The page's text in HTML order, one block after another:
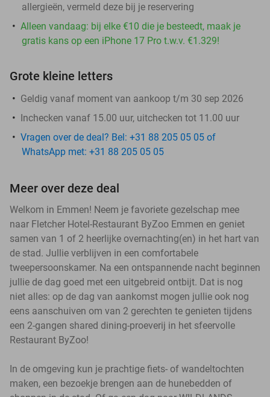
allergieën, vermeld deze bij je reservering
Alleen vandaag: bij elke €10 die je besteedt, maak je
gratis kans op een iPhone 17 Pro t.w.v. €1.329!
Grote kleine letters
Geldig vanaf moment van aankoop t/m 30 sep 2026
Inchecken vanaf 15.00 uur, uitchecken tot 11.00 uur
Vragen over de deal? Bel: +31 88 205 05 05 of
WhatsApp met: +31 88 205 05 05
Meer over deze deal
Welkom in Emmen! Neem je favoriete gezelschap mee
naar Fletcher Hotel-Restaurant ByZoo Emmen en geniet
samen van 1 of 2 heerlijke overnachting(en) in het hart van
de stad. Jullie verblijven in een comfortabele
tweepersoonskamer. Na een ontspannende nacht beginnen
jullie de dag goed met een uitgebreid ontbijt. Dat is nog
niet alles: op de dag van aankomst mogen jullie ook nog
eens aanschuiven om van 2 gerechten te genieten tijdens
een 2-gangen shared dining-proeverij in het sfeervolle
Restaurant ByZoo!
In de omgeving kun je prachtige fiets- of wandeltochten
maken, een bezoekje brengen aan de hunebedden of